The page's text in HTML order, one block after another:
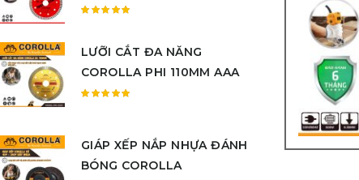
hạng
5.005
LƯỠI CẮT ĐA NĂNG
COROLLA PHI 110MM AAA
5.00
5
sao
GIÁP XẾP NẮP NHỰA ĐÁNH
BÓNG COROLLA